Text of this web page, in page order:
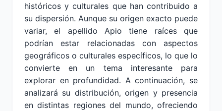
históricos y culturales que han contribuido a
su dispersión. Aunque su origen exacto puede
variar, el apellido Apio tiene raíces que
podrían estar relacionadas con aspectos
geográficos o culturales específicos, lo que lo
convierte en un tema interesante para
explorar en profundidad. A continuación, se
analizará su distribución, origen y presencia
en distintas regiones del mundo, ofreciendo